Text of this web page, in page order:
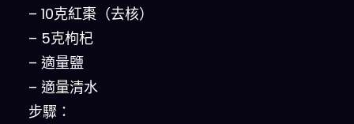
– 10克紅棗（去核）
– 5克枸杞
– 適量鹽
– 適量清水
步驟：